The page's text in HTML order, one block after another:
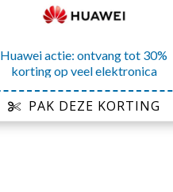
Huawei actie: ontvang tot 30%
korting op veel elektronica
PAK DEZE KORTING